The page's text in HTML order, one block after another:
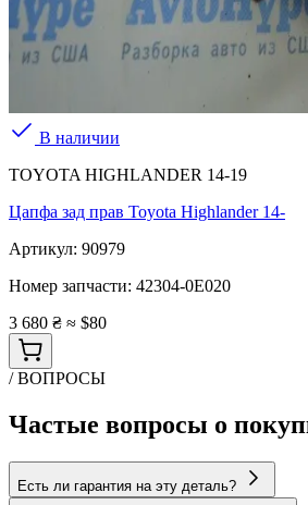
В наличии
TOYOTA HIGHLANDER 14-19
Цапфа зад прав Toyota Highlander 14-
Артикул: 90979
Номер запчасти: 42304-0E020
3 680 ₴ ≈ $80
/ ВОПРОСЫ
Частые вопросы о
Есть ли гарантия на эту деталь?